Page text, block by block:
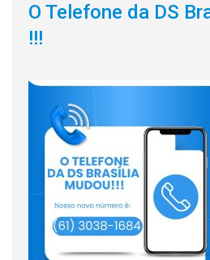
O Telefone da DS
!!!